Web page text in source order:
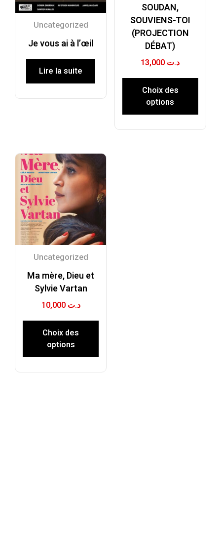
Uncategorized
Je vous ai à l’œil
Lire la suite
SOUDAN,
SOUVIENS-TOI
(PROJECTION
DÉBAT)
د.ت
Choix des
options
Uncategorized
Ma mère, Dieu et
Sylvie Vartan
د.ت 10,000
Choix des
options